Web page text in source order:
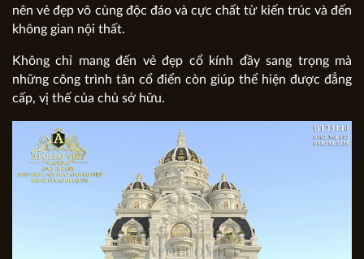
nên vẻ đẹp vô cùng độc đáo và cực chất từ kiến trúc và đến
không gian nội thất.
Không chỉ mang đến vẻ đẹp cổ kính đầy sang trọng mà
những công trình tân cổ điển còn giúp thể hiện được đẳng
cấp, vị thế của chủ sở hữu.